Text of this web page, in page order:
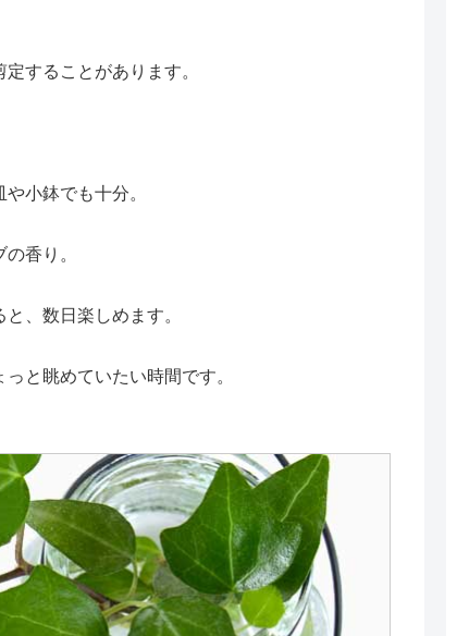
することがあります。
小鉢でも十分。
香り。
、数日楽しめます。
と眺めていたい時間です。